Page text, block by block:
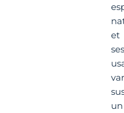
et
ses
un